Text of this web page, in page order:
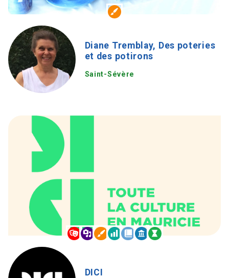
Diane Tremblay, Des poteries
et des potirons
Saint-Sévère
DICI